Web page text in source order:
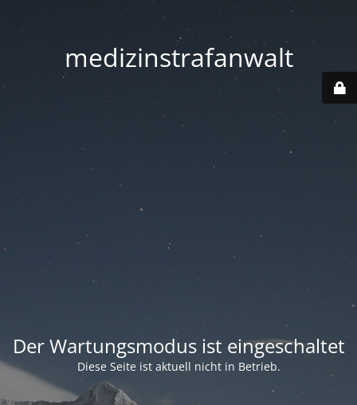
medizinstrafanwalt
Der Wartungsmodus ist eingeschaltet
Diese Seite ist aktuell nicht in Betrieb.